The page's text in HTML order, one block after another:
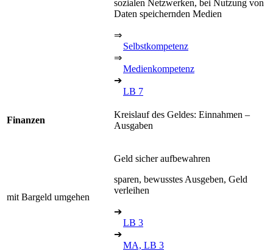
sozialen Netzwerken, bei Nutzung von
Daten speichernden Medien
⇒
Selbstkompetenz
⇒
Medienkompetenz
➔
LB 7
Finanzen
Kreislauf des Geldes: Einnahmen –
Ausgaben
mit Bargeld umgehen
Geld sicher aufbewahren
sparen, bewusstes Ausgeben, Geld
verleihen
➔
LB 3
➔
MA, LB 3